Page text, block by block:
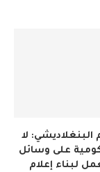
البنغلاديشي: لا
على وسائل
لبناء إعلام